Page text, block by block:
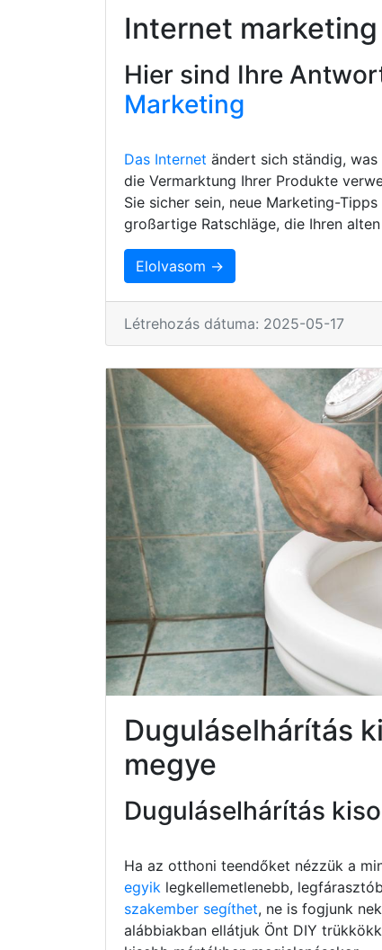
Internet
Hier sind Ihre
Marketing
Das Internet ändert sich ständig,
die Vermarktung Ihrer Produkte
Sie sicher sein, neue Marketing-
großartige Ratschläge, die Ihren alten
Elolvasom →
Létrehozás dátuma: 2025-05-17
Duguláselhárítás
megye
Duguláselhárítás
Ha az otthoni teendőket nézzük a
egyik legkellemetlenebb,
szakember segíthet, ne is fogjunk
alábbiakban ellátjuk Önt DIY